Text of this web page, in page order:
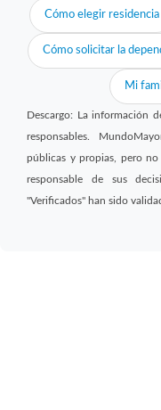
Cómo elegir residencia
Cómo solicitar la
Mi
Descargo: La información
responsables.
públicas y propias, pero
responsable de sus
"Verificados" han sido